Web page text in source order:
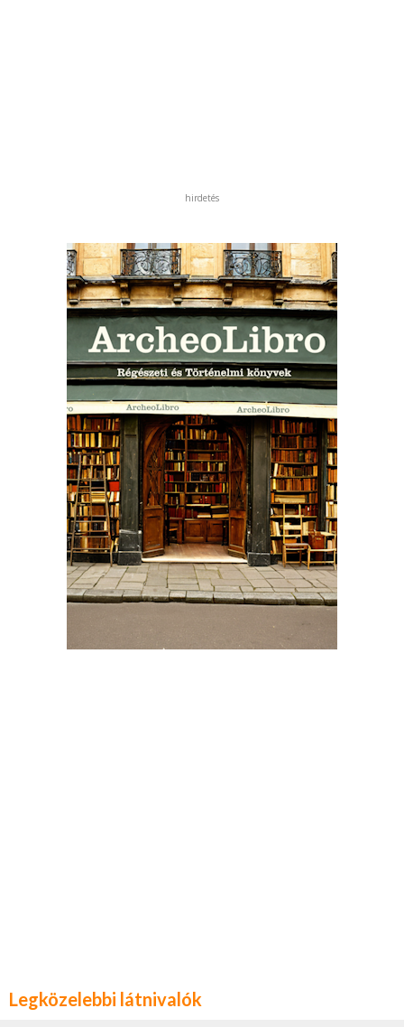
hirdetés
Legközelebbi látnivalók